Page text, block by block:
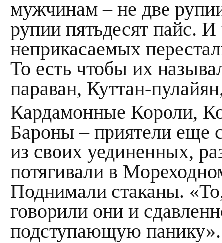
мужчинам – не две
рупии пятьдесят пайс.
неприкасаемых
То есть чтобы их
параван, Куттан-
Кардамонные Короли,
Бароны – приятели еще
из своих уединенных,
потягивали в
Поднимали стаканы.
говорили они и
подступающую панику».